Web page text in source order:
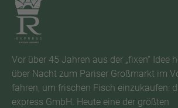
Vor über 45 Jahren aus der „fixen“ Idee
über Nacht zum Pariser Großmarkt im
fahren, um frischen Fisch einzukaufen:
express GmbH. Heute eine der größten